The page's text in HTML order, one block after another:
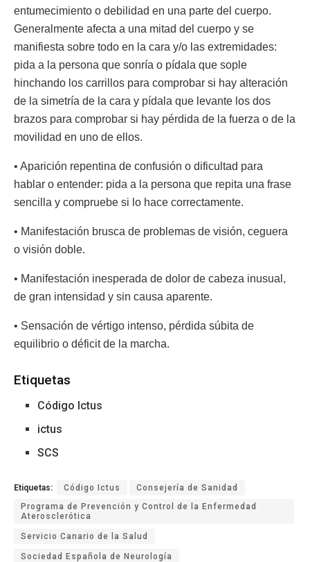
entumecimiento o debilidad en una parte del cuerpo.
Generalmente afecta a una mitad del cuerpo y se
manifiesta sobre todo en la cara y/o las extremidades:
pida a la persona que sonría o pídala que sople
hinchando los carrillos para comprobar si hay alteración
de la simetría de la cara y pídala que levante los dos
brazos para comprobar si hay pérdida de la fuerza o de la
movilidad en uno de ellos.
• Aparición repentina de confusión o dificultad para
hablar o entender: pida a la persona que repita una frase
sencilla y compruebe si lo hace correctamente.
• Manifestación brusca de problemas de visión, ceguera
o visión doble.
• Manifestación inesperada de dolor de cabeza inusual,
de gran intensidad y sin causa aparente.
• Sensación de vértigo intenso, pérdida súbita de
equilibrio o déficit de la marcha.
Etiquetas
Código Ictus
ictus
SCS
Etiquetas: Código Ictus
Consejería de Sanidad
Programa de Prevención y Control de la Enfermedad
Aterosclerótica
Servicio Canario de la Salud
Sociedad Española de Neurología